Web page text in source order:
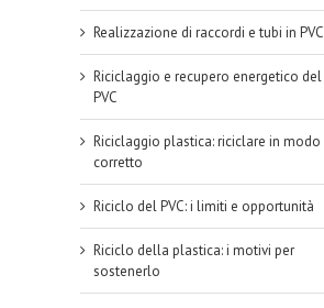
Realizzazione di raccordi e tubi in PVC
Riciclaggio e recupero energetico del
PVC
Riciclaggio plastica: riciclare in modo
corretto
Riciclo del PVC: i limiti e opportunità
Riciclo della plastica: i motivi per
sostenerlo